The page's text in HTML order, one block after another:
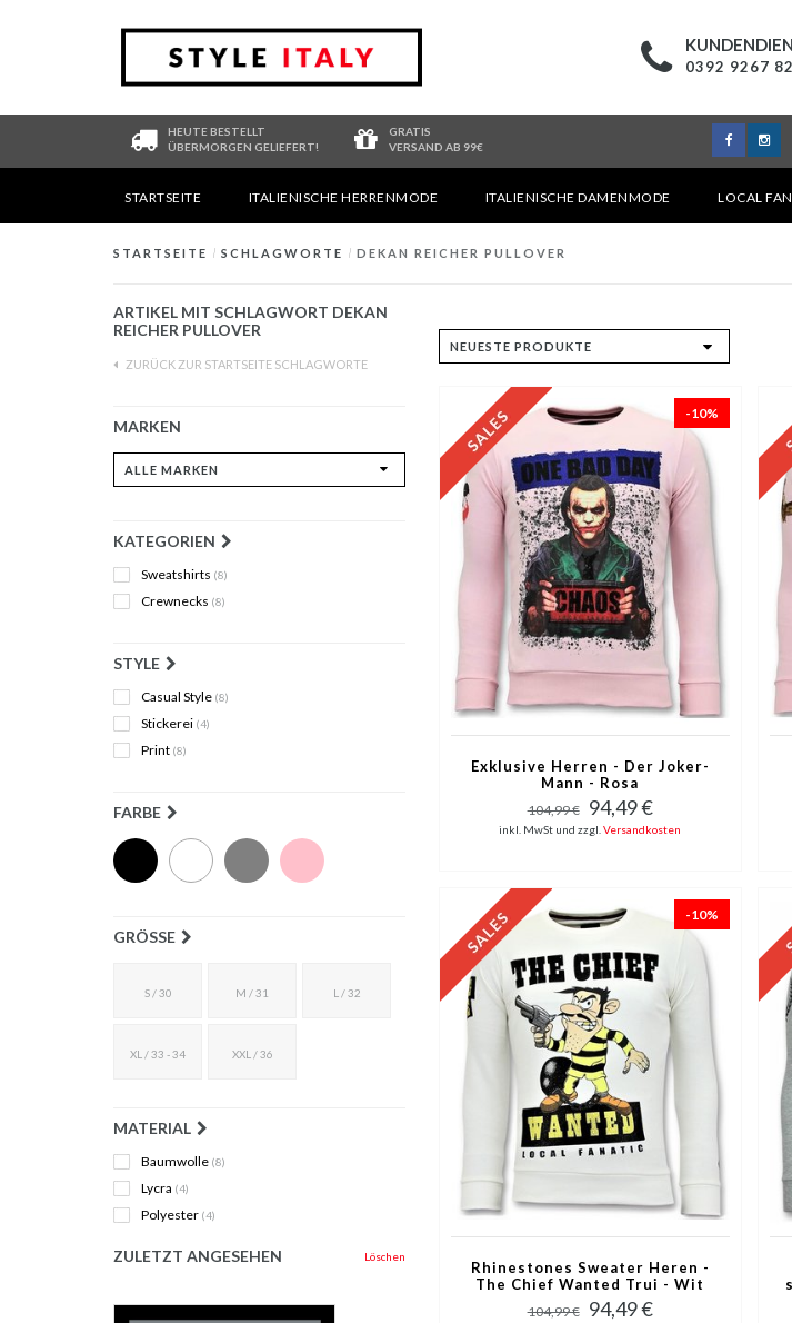
0392 9267
HEUTE BESTELLT
ÜBERMORGEN GELIEFERT!
GRATIS
VERSAND AB 99€
STARTSEITE ITALIENISCHE HERRENMODE ITALIENISCHE DAMENMODE LOCAL
STARTSEITE / SCHLAGWORTE / DEKAN REICHER PULLOVER
ARTIKEL MIT SCHLAGWORT DEKAN
REICHER PULLOVER
ZURÜCK ZUR STARTSEITE SCHLAGWORTE
MARKEN
KATEGORIEN
Sweatshirts (8)
Crewnecks (8)
STYLE
Casual Style (8)
Stickerei (4)
Print (8)
FARBE
GRÖSSE
S / 30 M / 31 L / 32
XL / 33 - 34 XXL / 36
MATERIAL
Baumwolle (8)
Lycra (4)
Polyester (4)
ZULETZT ANGESEHEN Löschen
-10%
Exklusive Herren - Der Joker-
Mann - Rosa
104,99 € 94,49 €
inkl. MwSt und zzgl.Versandkosten
-10%
Rhinestones Sweater Heren -
The Chief Wanted Trui - Wit
104,99 € 94,49 €